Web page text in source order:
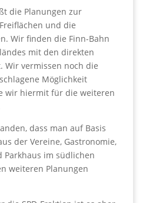
die Planungen zur
und die
Wir finden die Finn-Bahn
mit den direkten
Wir vermissen noch die
Möglichkeit
wir hiermit für die weiteren
dass man auf Basis
der Vereine, Gastronomie,
Parkhaus im südlichen
weiteren Planungen